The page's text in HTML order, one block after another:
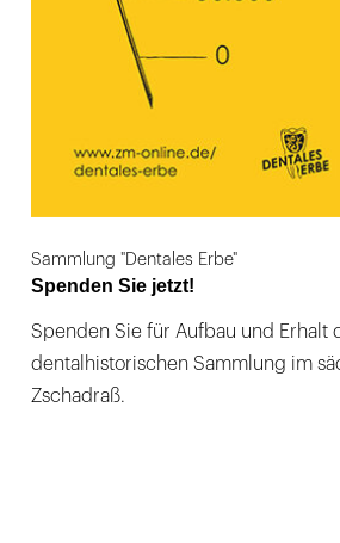
Sammlung "Dentales Erbe"
Spenden Sie jetzt!
Spenden Sie für Aufbau und Erhalt
dentalhistorischen Sammlung im
Zschadraß.